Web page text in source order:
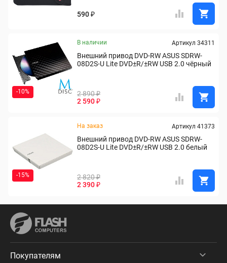
590 ₽
В наличии
-10%
Артикул 34311
Внешний привод DVD-RW ASUS SDRW-
08D2S-U Lite DVD±R/±RW USB 2.0 чёрный
2 890 ₽
2 590 ₽
На заказ
-15%
Артикул 41373
Внешний привод DVD-RW ASUS SDRW-
08D2S-U Lite DVD±R/±RW USB 2.0 белый
2 820 ₽
2 390 ₽
Покупателям